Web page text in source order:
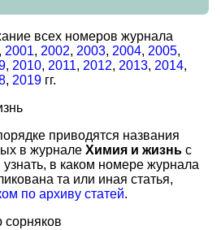
всех номеров журнала
, 2001, 2002, 2003, 2004, 2005,
, 2010, 2011, 2012, 2013, 2014,
, 2019 гг.
приводятся названия
в журнале Химия и жизнь с
в каком номере журнала
та или иная статья,
по архиву статей.
сорняков